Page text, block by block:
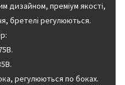
дизайном, преміум якості,
бретелі регулюються.
регулюються по боках.